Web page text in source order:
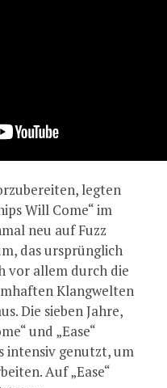
legten
Will Come“ im
neu auf Fuzz
das ursprünglich
vor allem durch die
Klangwelten
Die sieben Jahre,
und „Ease“
intensiv genutzt, um
Auf „Ease“